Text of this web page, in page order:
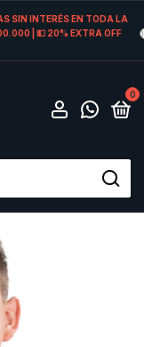
SIN INTERÉS EN TODA LA
| 💵 20% EXTRA OFF
0